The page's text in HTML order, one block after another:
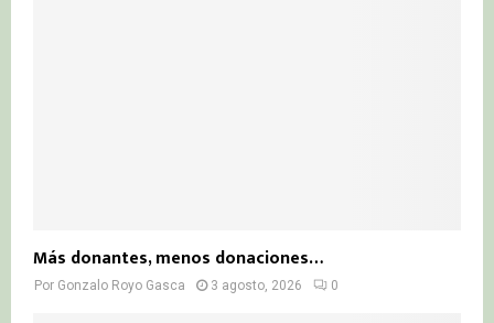
Más donantes, menos donaciones…
Por Gonzalo Royo Gasca 3 agosto, 2026 0